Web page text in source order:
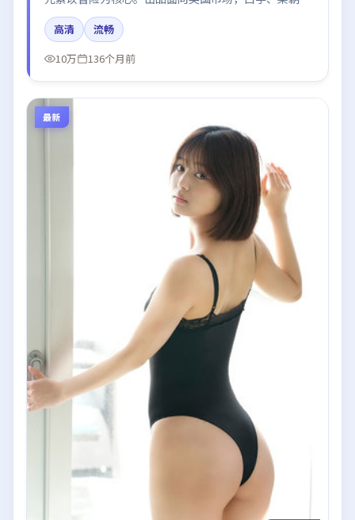
伟、周迅、于和伟所饰角色推动关键反转，结尾留白引
发讨论。
高清
流畅
10万
136个月前
最新